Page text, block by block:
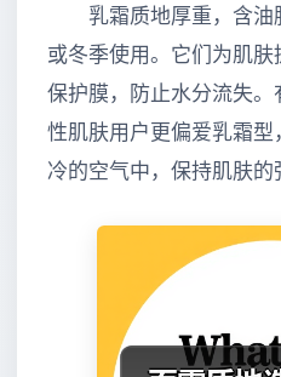
乳霜质地厚重，含
或冬季使用。它们为肌
保护膜，防止水分流失。
性肌肤用户更偏爱乳霜
冷的空气中，保持肌肤的